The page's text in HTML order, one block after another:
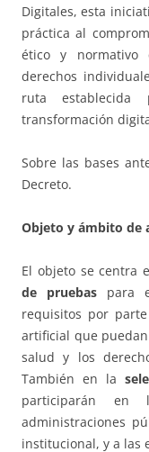
Digitales, esta
práctica al
ético y normativo
derechos
ruta
transformación
Sobre las bases
Decreto.
Objeto y ámbito de
El objeto se centra
de pruebaspara
requisitos por
artificial que
salud y los
También en la
participarán
administraciones
institucional, y a las